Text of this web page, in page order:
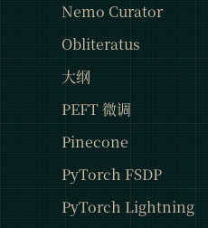
Nemo Curator
Obliteratus
大纲
PEFT 微调
Pinecone
PyTorch FSDP
PyTorch Lightning